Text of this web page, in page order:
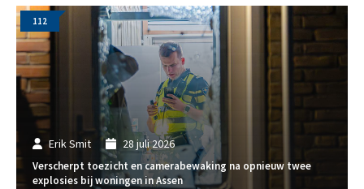
Erik Smit 28 juli 2026
Verscherpt toezicht en camerabewaking na opnieuw twee
explosies bij woningen in Assen
112